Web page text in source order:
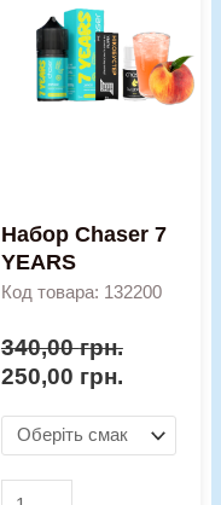
Набор Chaser 7
YEARS
Код товара: 132200
340,00грн.
340,00 грн..
250,00 грн.
YEARS
кількість